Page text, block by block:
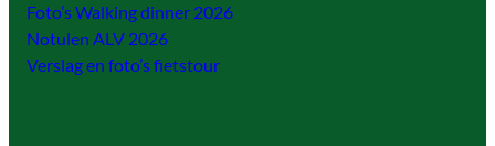
Foto’s Walking dinner 2026
Notulen ALV 2026
Verslag en foto’s fietstour